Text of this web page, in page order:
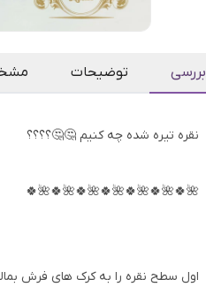
بررسی توضیحات
نقره تیره شده چه کنیم 🤔🤔؟؟؟؟
🌺🍀🌺🍀🌺🍀🌺🍀🌺🍀🌺🍀🌺🍀
اول سطح نقره را به کرک های فرش